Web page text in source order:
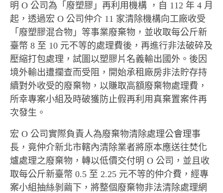
明 O 公司為「廢塑膠」再利用機構 ，自 112 年 4 月
起，透過宏 O 公司仲介 11 家清除機構向工廠收受
「廢塑膠混合物」等事業廢棄物，並收取每公斤新
臺幣 8 至 10 元不等的處理費後，再進行非法破碎及
壓縮打包處理，試圖以塑膠片名義輸出國外。後因
境外輸出遭攔查而受阻，開始承租廠房非法貯存持
續對外收受的廢棄物，以賺取高額廢棄物處理費，
所幸專案小組及時破獲防止假再利用真棄置案件再
次發生。
宏 O 公司實際負責人為廢棄物清除處理公會理事
長，竟仲介新北市轄內清除業者將原本應送往焚化
爐處理之廢棄物，轉以低價交付明 O 公司，並且收
取每公斤新臺幣 0.5 至 2.25 元不等的仲介費，經專
案小組抽絲剝繭下，將整個廢棄物非法清除處理網